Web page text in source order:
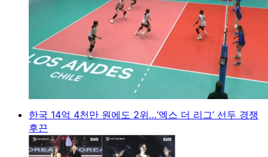
한국 14억 4천만 원에도 2위…‘엑스 더 리그’ 선두 경쟁
후끈